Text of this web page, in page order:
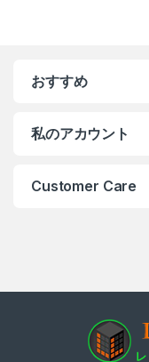
おすすめ
私のアカウント
Customer Care